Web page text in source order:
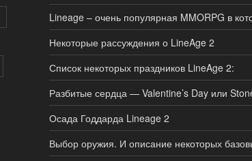
Lineage – очень популярная MMORPG в
Некоторые рассуждения о LineAge 2
Список некоторых праздников LineAge 2:
Разбитые сердца — Valentine’s Day или
Осада Годдарда Lineage 2
Выбор оружия. И описание некоторых